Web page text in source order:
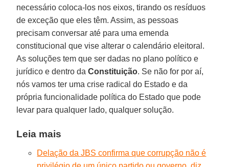
necessário coloca-los nos eixos, tirando os resíduos
de exceção que eles têm. Assim, as pessoas
precisam conversar até para uma emenda
constitucional que vise alterar o calendário eleitoral.
As soluções tem que ser dadas no plano político e
jurídico e dentro daConstituição. Se não for por aí,
nós vamos ter uma crise radical do Estado e da
própria funcionalidade política do Estado que pode
levar para qualquer lado, qualquer solução.
Leia mais
Delação da JBS confirma que corrupção não é